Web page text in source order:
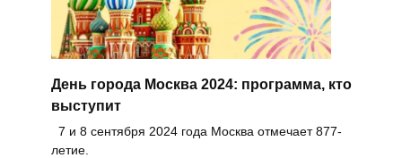
День города Москва 2024: программа, кто
выступит
7 и 8 сентября 2024 года Москва отмечает 877-
летие.